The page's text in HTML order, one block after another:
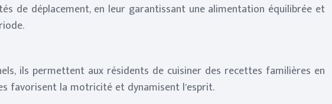
de déplacement, en leur garantissant une alimentation équilibrée et
ils permettent aux résidents de cuisiner des recettes familières en
favorisent la motricité et dynamisent l’esprit.